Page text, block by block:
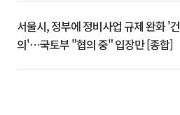
서울시, 정부에 정비사업 규제 완화 '건
의'⋯국토부 "협의 중" 입장만 [종합]